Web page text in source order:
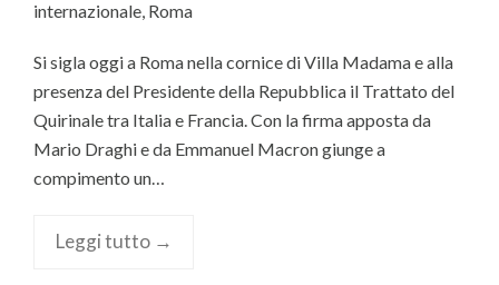
internazionale, Roma
Si sigla oggi a Roma nella cornice di Villa Madama e alla
presenza del Presidente della Repubblica il Trattato del
Quirinale tra Italia e Francia. Con la firma apposta da
Mario Draghi e da Emmanuel Macron giunge a
compimento un…
Leggi tutto →